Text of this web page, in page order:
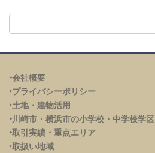
‣会社概要
‣プライバシーポリシー
‣土地・建物活用
‣川崎市・横浜市の小学校・中学校学区
‣取引実績・重点エリア
‣取扱い地域